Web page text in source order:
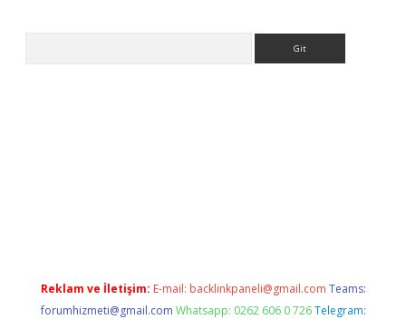
Reklam ve İletişim: E-mail: backlinkpaneli@gmail.com Teams:
forumhizmeti@gmail.com Whatsapp: 0262 606 0 726 Telegram: